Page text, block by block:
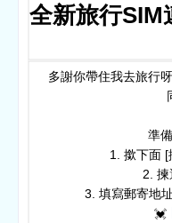
全新旅行SIM
多謝你帶住我去旅行
準
1. 撳下面 [
2. 揀
3. 填寫郵寄地
💓